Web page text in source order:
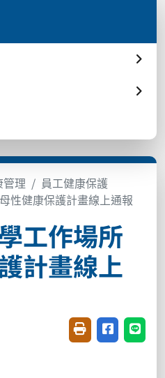
理
員工健康保護
性健康保護計畫線上通報
工作場所
計畫線上
友善列印(開新視
分享至臉書
分享